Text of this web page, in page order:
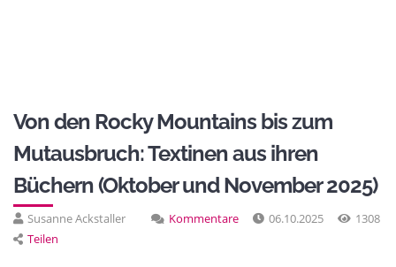
Von den Rocky Mountains bis zum
Mutausbruch: Textinen aus ihren
Büchern (Oktober und November 2025)
Susanne Ackstaller Kommentare 06.10.2025
1308
Teilen